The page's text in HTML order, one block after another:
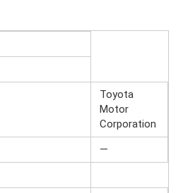
Toyota
Motor
Corporation
—